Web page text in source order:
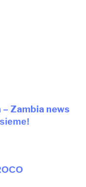
Zambia news